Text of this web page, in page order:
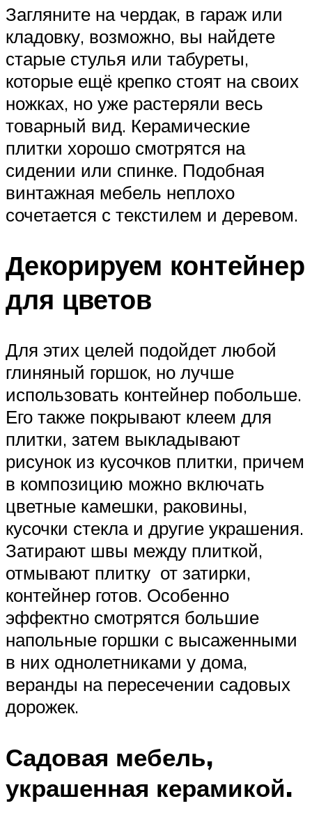
Загляните на чердак, в гараж или
кладовку, возможно, вы найдете
старые стулья или табуреты,
которые ещё крепко стоят на своих
ножках, но уже растеряли весь
товарный вид. Керамические
плитки хорошо смотрятся на
сидении или спинке. Подобная
винтажная мебель неплохо
сочетается с текстилем и деревом.
Декорируем контейнер
для цветов
Для этих целей подойдет любой
глиняный горшок, но лучше
использовать контейнер побольше.
Его также покрывают клеем для
плитки, затем выкладывают
рисунок из кусочков плитки, причем
в композицию можно включать
цветные камешки, раковины,
кусочки стекла и другие украшения.
Затирают швы между плиткой,
отмывают плитку от затирки,
контейнер готов. Особенно
эффектно смотрятся большие
напольные горшки с высаженными
в них однолетниками у дома,
веранды на пересечении садовых
дорожек.
Садовая мебель,
украшенная керамикой.